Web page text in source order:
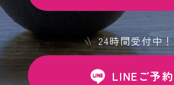
24時間受付中！
LINEご予約